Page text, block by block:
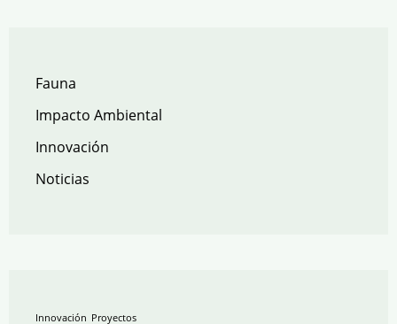
Fauna
Impacto Ambiental
Innovación
Noticias
Innovación Proyectos